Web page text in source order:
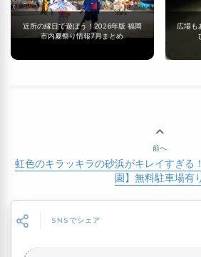
近所の縁日で遊ぼう！2026年版 福岡
市内夏祭り情報7月まとめ
広場も
前へ
虹色のキラッキラの砂浜がキレイすぎる
園】無料駐車場有
SNSでシェア